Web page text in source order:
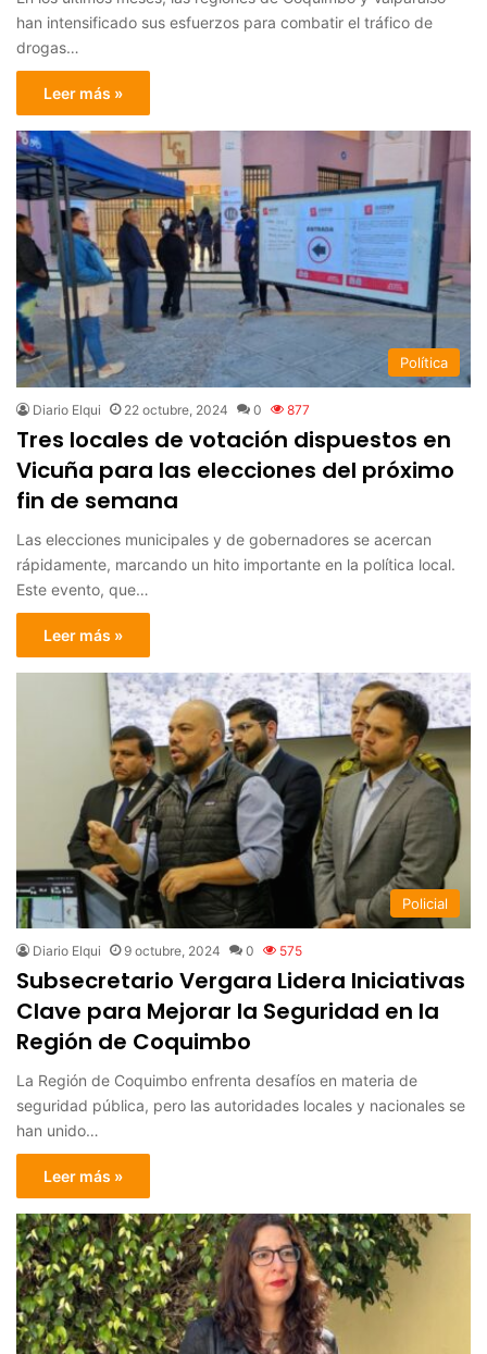
han intensificado sus esfuerzos para combatir el tráfico de
drogas…
Leer más »
Política
Diario Elqui 22 octubre, 2024 0 877
Tres locales de votación dispuestos en
Vicuña para las elecciones del próximo
fin de semana
Las elecciones municipales y de gobernadores se acercan
rápidamente, marcando un hito importante en la política local.
Este evento, que…
Leer más »
Policial
Diario Elqui 9 octubre, 2024 0 575
Subsecretario Vergara Lidera Iniciativas
Clave para Mejorar la Seguridad en la
Región de Coquimbo
La Región de Coquimbo enfrenta desafíos en materia de
seguridad pública, pero las autoridades locales y nacionales se
han unido…
Leer más »